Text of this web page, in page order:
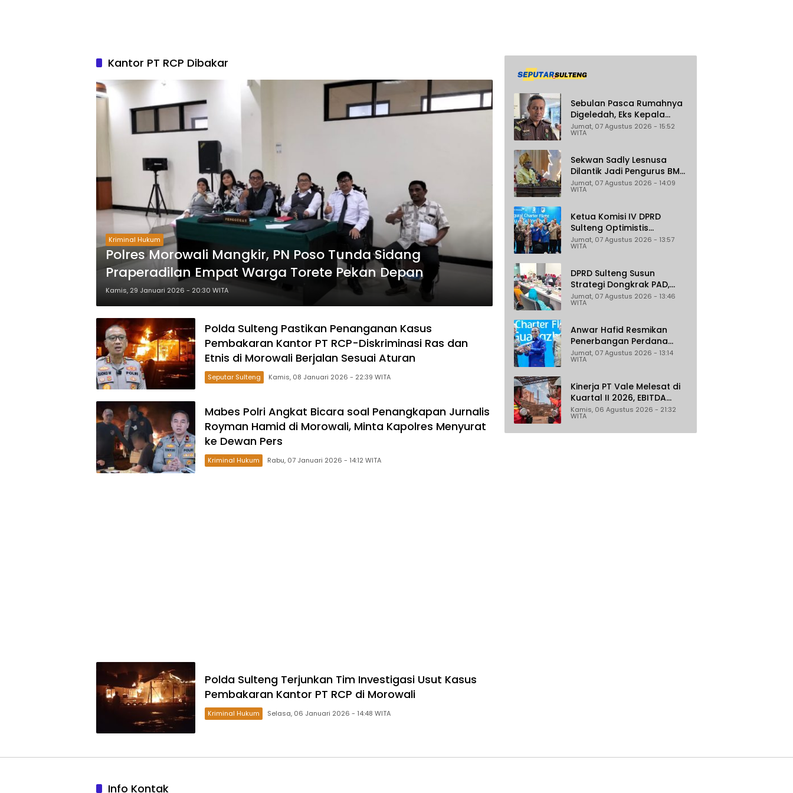
Kantor PT RCP Dibakar
Kriminal Hukum
Polres Morowali Mangkir, PN Poso Tunda Sidang
Praperadilan Empat Warga Torete Pekan Depan
Kamis, 29 Januari 2026 - 20:30 WITA
Polda Sulteng Pastikan Penanganan Kasus
Pembakaran Kantor PT RCP-Diskriminasi Ras dan
Etnis di Morowali Berjalan Sesuai Aturan
Seputar Sulteng Kamis, 08 Januari 2026 - 22:39 WITA
Mabes Polri Angkat Bicara soal Penangkapan Jurnalis
Royman Hamid di Morowali, Minta Kapolres Menyurat
ke Dewan Pers
Kriminal Hukum Rabu, 07 Januari 2026 - 14:12 WITA
Polda Sulteng Terjunkan Tim Investigasi Usut Kasus
Pembakaran Kantor PT RCP di Morowali
Kriminal Hukum Selasa, 06 Januari 2026 - 14:48 WITA
Sebulan Pasca Rumahnya
Digeledah, Eks Kepala
Bapenda Donggala Jadi
Tersangka Dugaan
Pertambangan
Jumat, 07 Agustus 2026 - 15:52
WITA
Sekwan Sadly Lesnusa
Dilantik Jadi Pengurus BMA
Sulteng Periode 2026–2031
Jumat, 07 Agustus 2026 - 14:09
WITA
Ketua Komisi IV DPRD
Sulteng Optimistis
Penerbangan Palu–
Guangzhou Dongkrak
Jumat, 07 Agustus 2026 - 13:57
WITA
DPRD Sulteng Susun
Strategi Dongkrak PAD,
Target Daerah Jadi
Pengelola Sekaligus
Jumat, 07 Agustus 2026 - 13:46
WITA
Anwar Hafid Resmikan
Penerbangan Perdana
Palu-Guangzhou, Sejumlah
Maskapai Jajaki Rute
Jumat, 07 Agustus 2026 - 13:14
WITA
Kinerja PT Vale Melesat di
Kuartal II 2026, EBITDA
Tumbuh 45 Persen
Kamis, 06 Agustus 2026 - 21:32
WITA
Info Kontak